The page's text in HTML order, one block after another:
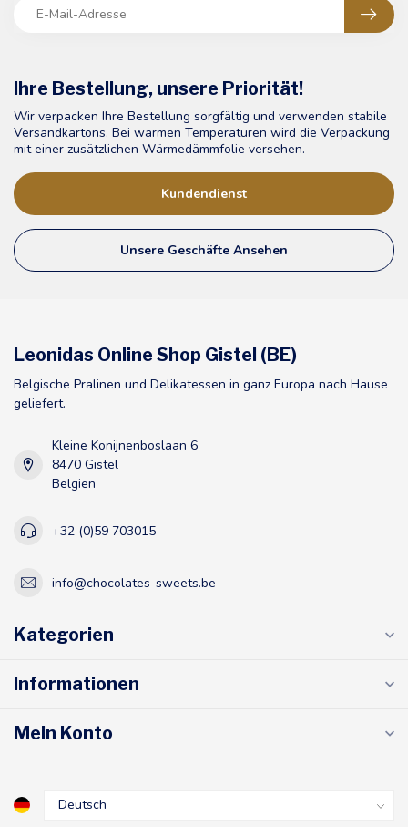
Ihre Bestellung, unsere Priorität!
Wir verpacken Ihre Bestellung sorgfältig und verwenden stabile
Versandkartons. Bei warmen Temperaturen wird die Verpackung
mit einer zusätzlichen Wärmedämmfolie versehen.
Kundendienst
Unsere Geschäfte Ansehen
Leonidas Online Shop Gistel (BE)
Belgische Pralinen und Delikatessen in ganz Europa nach Hause
geliefert.
Kleine Konijnenboslaan 6
8470 Gistel
Belgien
+32 (0)59 703015
info@chocolates-sweets.be
Kategorien
Informationen
Mein Konto